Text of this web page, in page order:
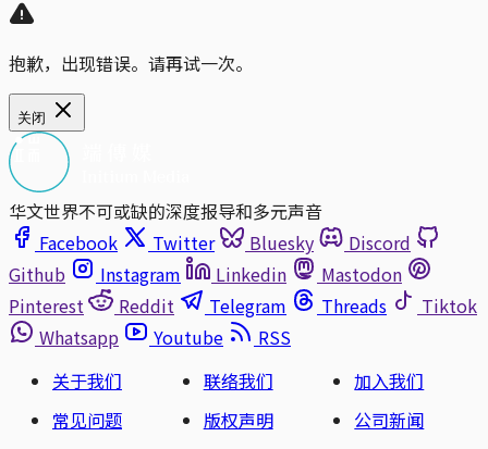
抱歉，出现错误。请再试一次。
关闭
华文世界不可或缺的深度报导和多元声音
Facebook
Twitter Bluesky
Discord
Github
Instagram Linkedin
Mastodon
Pinterest
Reddit Telegram Threads
Tiktok
Whatsapp
Youtube
RSS
关于我们
联络我们
加入我们
常见问题
版权声明
公司新闻